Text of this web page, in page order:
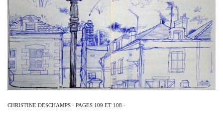
CHRISTINE DESCHAMPS - PAGES 109 ET 108 -